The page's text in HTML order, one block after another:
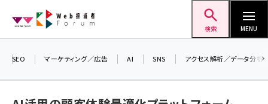
ン
検索 MENU
SEO マーケティング／広告 AI SNS アクセス解析／データ分析
＼ 8
生成